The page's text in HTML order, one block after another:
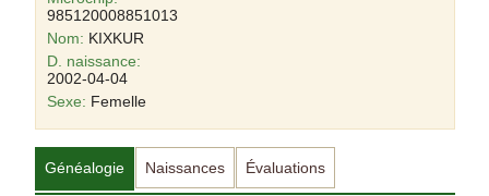
985120008851013
Nom: KIXKUR
D. naissance:
2002-04-04
Sexe: Femelle
Généalogie Naissances Évaluations